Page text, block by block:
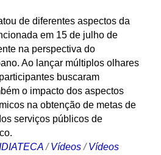
de diferentes aspectos da
em 15 de julho de
na perspectiva do
Ao lançar múltiplos olhares
buscaram
o impacto dos aspectos
na obtenção de metas de
serviços públicos de
/Vídeos /Vídeos